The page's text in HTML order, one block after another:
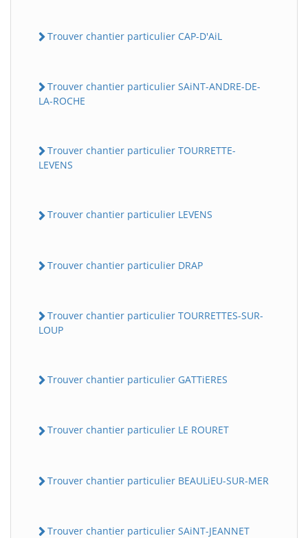
Trouver chantier particulier CAP-D'AiL
Trouver chantier particulier SAiNT-ANDRE-DE-
LA-ROCHE
Trouver chantier particulier TOURRETTE-
LEVENS
Trouver chantier particulier LEVENS
Trouver chantier particulier DRAP
Trouver chantier particulier TOURRETTES-SUR-
LOUP
Trouver chantier particulier GATTiERES
Trouver chantier particulier LE ROURET
Trouver chantier particulier BEAULiEU-SUR-MER
Trouver chantier particulier SAiNT-JEANNET